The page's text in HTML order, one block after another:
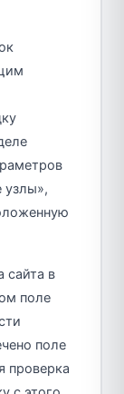
узлы»,
сайта в
поле
поле
проверка